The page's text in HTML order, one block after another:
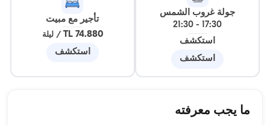
جولة غروب الشمس
17:30
-
21:30
استكشف
استكشف
تأجير مع مبيت
74.880 TL
/ليلة
استكشف
ما يجب معرفته